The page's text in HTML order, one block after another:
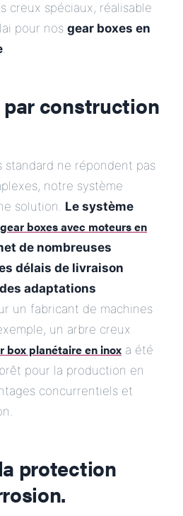
creux spéciaux, réalisable
pour nos gear boxes en
.
construction
standard ne répondent pas
notre système
solution. Le système
boxes avec moteurs en
de nombreuses
délais de livraison
adaptations
un fabricant de machines
un arbre creux
box planétaire en inox a été
pour la production en
concurrentiels et
protection